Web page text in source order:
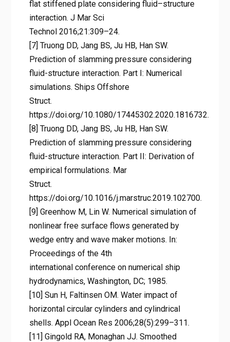
flat stiffened plate considering fluid–structure
interaction. J Mar Sci
Technol 2016;21:309–24.
[7] Truong DD, Jang BS, Ju HB, Han SW.
Prediction of slamming pressure considering
fluid-structure interaction. Part I: Numerical
simulations. Ships Offshore
Struct.
https://doi.org/10.1080/17445302.2020.1816732.
[8] Truong DD, Jang BS, Ju HB, Han SW.
Prediction of slamming pressure considering
fluid-structure interaction. Part II: Derivation of
empirical formulations. Mar
Struct.
https://doi.org/10.1016/j.marstruc.2019.102700.
[9] Greenhow M, Lin W. Numerical simulation of
nonlinear free surface flows generated by
wedge entry and wave maker motions. In:
Proceedings of the 4th
international conference on numerical ship
hydrodynamics, Washington, DC; 1985.
[10] Sun H, Faltinsen OM. Water impact of
horizontal circular cylinders and cylindrical
shells. Appl Ocean Res 2006;28(5):299–311.
[11] Gingold RA, Monaghan JJ. Smoothed